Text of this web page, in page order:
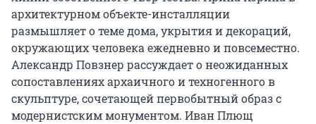
архитектурном объекте-инсталляции
размышляет о теме дома, укрытия и декораций,
окружающих человека ежедневно и повсеместно.
Александр Повзнер рассуждает о неожиданных
сопоставлениях архаичного и техногенного в
скульптуре, сочетающей первобытный образ с
модернистским монументом. Иван Плющ